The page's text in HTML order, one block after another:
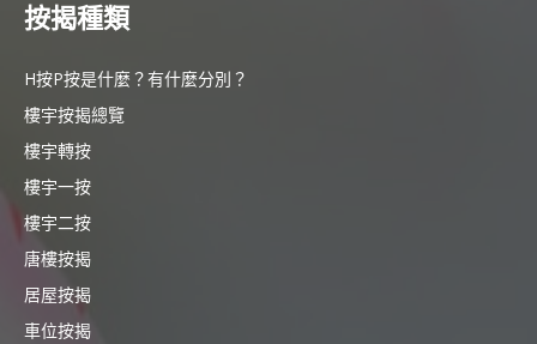
按揭種類
H按P按是什麼？有什麼分別？
樓宇按揭總覽
樓宇轉按
樓宇一按
樓宇二按
唐樓按揭
居屋按揭
車位按揭